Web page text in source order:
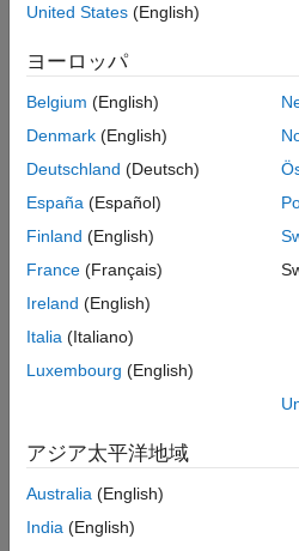
ング システムにそれを登録しな
MATLAB プログラムから行うこと
とはコントロ
です。プログラムでこのコマン
その MATLAB プログラムを実行
することで利用可能になる、カ
ようになります。
参考
actxserver | methods
サーバーの登録
COM メソッド
COM イベント
United States (English)
ヨーロッパ
Belgium (English)
Denmark (English)
Deutschland (Deutsch)
España (Español)
Finland (English)
France (Français)
Ireland (English)
Italia (Italiano)
Luxembourg (English)
アジア太平洋地域
Australia (English)
India (English)